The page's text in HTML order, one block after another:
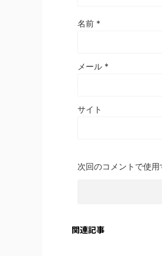
名前 *
メール *
サイト
次回のコメントで使
関連記事